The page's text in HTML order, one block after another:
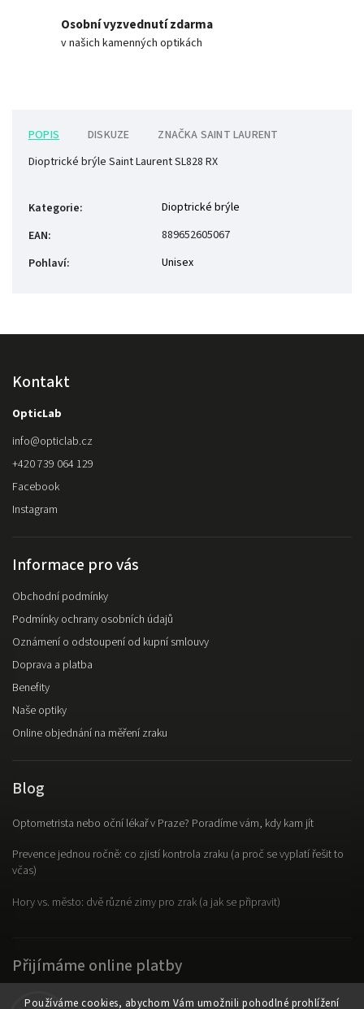
Používáme cookies, abychom Vám umožnili pohodlné prohlížení
Osobní vyzvednutí zdarma
v našich kamenných optikách
POPIS DISKUZE ZNAČKA SAINT LAURENT
Dioptrické brýle Saint Laurent SL828 RX
Kategorie:
Dioptrické brýle
EAN:
889652605067
Pohlaví: Unisex
Kontakt
OpticLab
info@opticlab.cz
+420 739 064 129
Facebook
Instagram
Informace pro vás
Obchodní podmínky
Podmínky ochrany osobních údajů
Oznámení o odstoupení od kupní smlouvy
Doprava a platba
Benefity
Naše optiky
Online objednání na měření zraku
Blog
Optometrista nebo oční lékař v Praze? Poradíme vám, kdy kam jít
Prevence jednou ročně: co zjistí kontrola zraku (a proč se vyplatí řešit to
včas)
Hory vs. město: dvě různé zimy pro zrak (a jak se připravit)
Přijímáme online platby